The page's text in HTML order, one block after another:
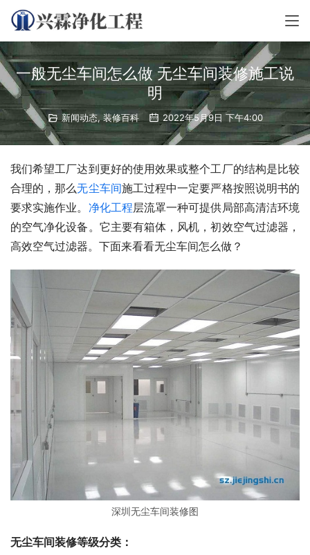
一般无尘车间怎么做 无尘车间装修施工说
明
新闻动态, 装修百科 2022年5月9日 下午4:00
我们希望工厂达到更好的使用效果或整个工厂的结构是比较
合理的，那么无尘车间施工过程中一定要严格按照说明书的
要求实施作业。 净化工程层流罩一种可提供局部高清洁环境
的空气净化设备。它主要有箱体，风机，初效空气过滤器，
高效空气过滤器。下面来看看无尘车间怎么做？
深圳无尘车间装修图
无尘车间装修等级分类：